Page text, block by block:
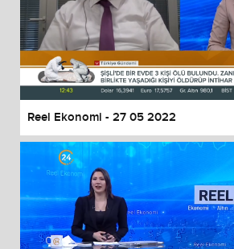
Reel Ekonomi - 27 05 2022